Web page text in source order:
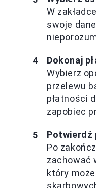
W
swoje
Dokonaj
Wybierz
przelewu
płatności
zapobiec
Potwierdź
Po
zachować
który